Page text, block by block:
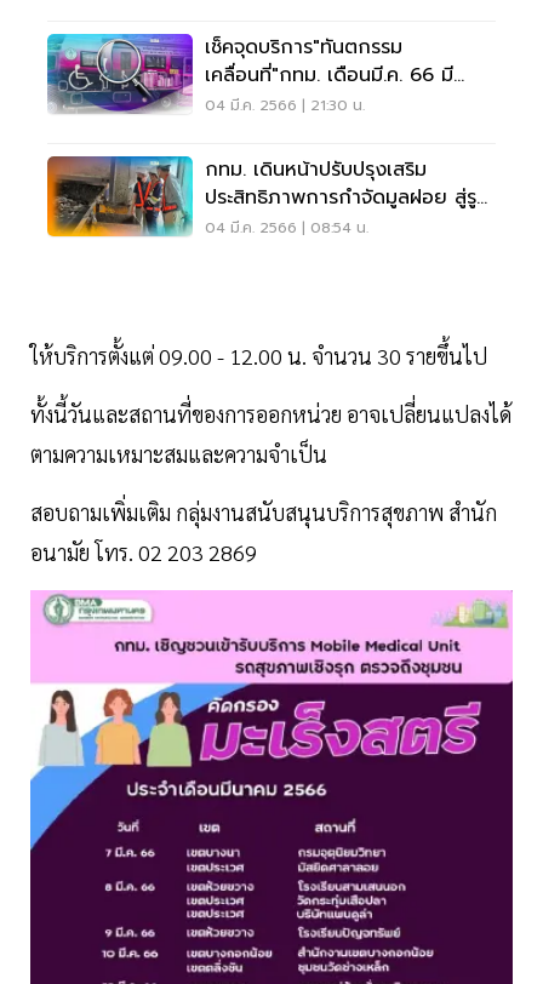
เช็คจุดบริการ"ทันตกรรม
เคลื่อนที่"กทม. เดือนมี.ค. 66 มี
ที่ไหนบ้าง ดูที่นี่
04 มี.ค. 2566 | 21:30 น.
กทม. เดินหน้าปรับปรุงเสริม
ประสิทธิภาพการกำจัดมูลฝอย สู่รูป
พลังงาน
04 มี.ค. 2566 | 08:54 น.
ให้บริการตั้งแต่ 09.00 - 12.00 น. จำนวน 30 รายขึ้นไป
ทั้งนี้วันและสถานที่ของการออกหน่วย อาจเปลี่ยนแปลงได้
ตามความเหมาะสมและความจำเป็น
สอบถามเพิ่มเติม กลุ่มงานสนับสนุนบริการสุขภาพ สำนัก
อนามัย โทร. 02 203 2869